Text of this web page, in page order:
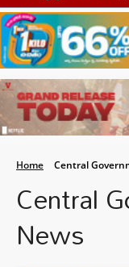
Home Central
Central
News